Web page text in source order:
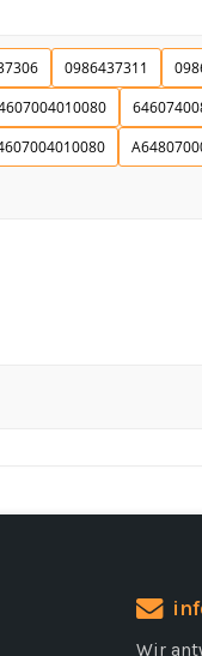
0986437311
Wir